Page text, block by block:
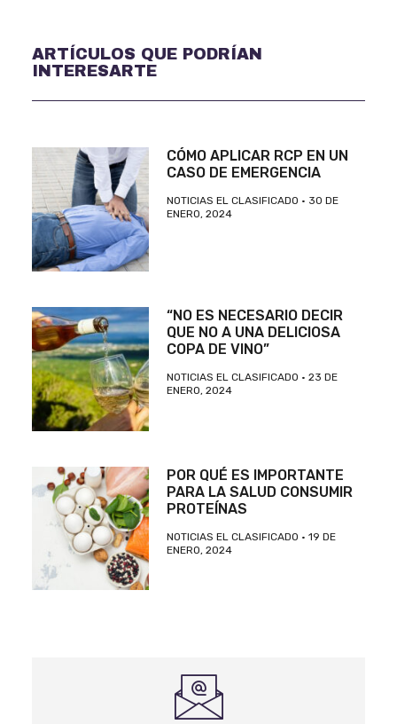
ARTÍCULOS QUE PODRÍAN
INTERESARTE
CÓMO APLICAR RCP EN UN
CASO DE EMERGENCIA
NOTICIAS EL CLASIFICADO
30 DE
ENERO, 2024
“NO ES NECESARIO DECIR
QUE NO A UNA DELICIOSA
COPA DE VINO”
NOTICIAS EL CLASIFICADO
23 DE
ENERO, 2024
POR QUÉ ES IMPORTANTE
PARA LA SALUD CONSUMIR
PROTEÍNAS
NOTICIAS EL CLASIFICADO
19 DE
ENERO, 2024